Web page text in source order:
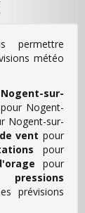
permettre
météo
Nogent-sur-
pour Nogent-
Nogent-sur-
vent pour
pour
pour
prévisions